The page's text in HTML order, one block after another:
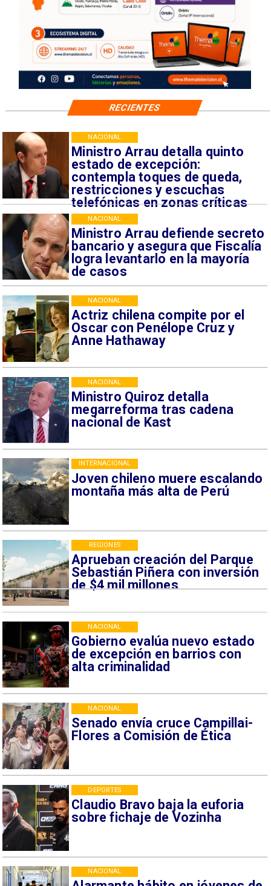
Ministro Arrau detalla quinto
estado de excepción:
contempla toques de queda,
restricciones y escuchas
telefónicas en zonas críticas
NACIONAL
Ministro Arrau defiende secreto
bancario y asegura que Fiscalía
logra levantarlo en la mayoría
de casos
NACIONAL
Actriz chilena compite por el
Oscar con Penélope Cruz y
Anne Hathaway
NACIONAL
Ministro Quiroz detalla
megarreforma tras cadena
nacional de Kast
NACIONAL
Joven chileno muere escalando
montaña más alta de Perú
INTERNACIONAL
Aprueban creación del Parque
Sebastián Piñera con inversión
de $4 mil millones
REGIONES
Gobierno evalúa nuevo estado
de excepción en barrios con
alta criminalidad
NACIONAL
Senado envía cruce Campillai-
Flores a Comisión de Ética
NACIONAL
Claudio Bravo baja la euforia
sobre fichaje de Vozinha
DEPORTES
NACIONAL
RECIENTES